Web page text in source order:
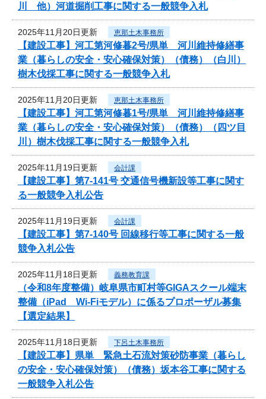
川 他）河道掘削工事に関する一般競争入札
2025年11月20日更新 恵那土木事務所
【建設工事】河工第河修暮2号/県単 河川維持修繕事
業（暮らしの安全・安心確保対策）（債務）（白川）
樹木伐採工事に関する一般競争入札
2025年11月20日更新 恵那土木事務所
【建設工事】河工第河修暮1号/県単 河川維持修繕事
業（暮らしの安全・安心確保対策）（債務）（四ツ目
川）樹木伐採工事に関する一般競争入札
2025年11月19日更新 会計課
【建設工事】第7-141号 交通信号機新設等工事に関す
る一般競争入札公告
2025年11月19日更新 会計課
【建設工事】第7-140号 回線移行等工事に関する一般
競争入札公告
2025年11月18日更新 義務教育課
（令和8年度整備）岐阜県市町村等GIGAスクール端末
整備（iPad Wi-Fiモデル）に係るプロポーザル募集
【選定結果】
2025年11月18日更新 下呂土木事務所
【建設工事】県単 緊急土石流対策砂防事業（暮らし
の安全・安心確保対策）（債務）坂本谷工事に関する
一般競争入札公告